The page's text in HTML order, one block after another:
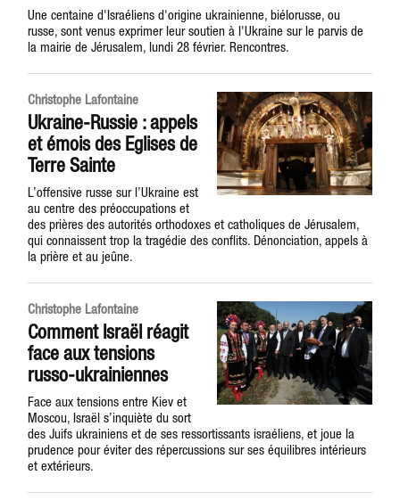
Une centaine d'Israéliens d'origine ukrainienne, biélorusse, ou
russe, sont venus exprimer leur soutien à l'Ukraine sur le parvis de
la mairie de Jérusalem, lundi 28 février. Rencontres.
Christophe Lafontaine
Ukraine-Russie : appels
et émois des Eglises de
Terre Sainte
L’offensive russe sur l’Ukraine est
au centre des préoccupations et
des prières des autorités orthodoxes et catholiques de Jérusalem,
qui connaissent trop la tragédie des conflits. Dénonciation, appels à
la prière et au jeûne.
Christophe Lafontaine
Comment Israël réagit
face aux tensions
russo-ukrainiennes
Face aux tensions entre Kiev et
Moscou, Israël s’inquiète du sort
des Juifs ukrainiens et de ses ressortissants israéliens, et joue la
prudence pour éviter des répercussions sur ses équilibres intérieurs
et extérieurs.